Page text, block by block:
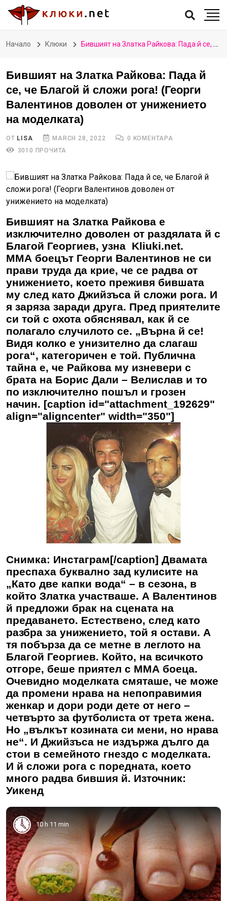
Начало Клюки Бившият на Златка Райкова: Пада й се, че Благой й сложи рога! (Георги Валентинов доволен от унижението на моделката)
Бившият на Златка Райкова: Пада й
се, че Благой й сложи рога! (Георги
Валентинов доволен от унижението
на моделката)
ОТ LISA MARCH 28, 2022
0 КОМЕНТАРА
3010 ПРОЧИТА
Бившият на Златка Райкова е
изключително доволен от раздялата й с
Благой Георгиев, узна Kliuki.net.
ММА боецът Георги Валентинов не си
прави труда да крие, че се радва от
унижението, което преживя бившата
му след като Джийзъса й сложи рога. И
я заряза заради друга. Пред приятелите
си той с охота обяснявал, как й се
полагало случилото се. „Върна й се!
Видя колко е унизително да слагаш
рога“, категоричен е той. Публична
тайна е, че Райкова му изневери с
брата на Борис Дали – Велислав и то
по изключително пошъл и грозен
начин. [caption id="attachment_192629"
align="aligncenter" width="350"]
Снимка: Инстаграм[/caption] Двамата
преспаха буквално зад кулисите на
„Като две капки вода“ – в сезона, в
който Златка участваше. А Валентинов
й предложи брак на сцената на
предаването. Естествено, след като
разбра за унижението, той я остави. А
тя побърза да се метне в леглото на
Благой Георгиев. Който, на всичкото
отгоре, беше приятел с ММА боеца.
Очевидно моделката смяташе, че може
да промени нрава на непоправимия
женкар и дори роди дете от него –
четвърто за футболиста от трета жена.
Но „вълкът козината си мени, но нрава
не“. И Джийзъса не издържа дълго да
стои в семейното гнездо с моделката.
И й сложи рога с поредната, което
много радва бившия й. Източник:
Уикенд
10 h 11 min